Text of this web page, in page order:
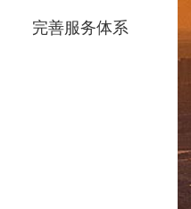
完善服务体系